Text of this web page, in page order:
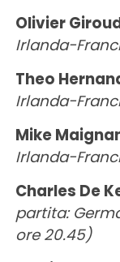
Olivier
Irlanda-
Theo
Irlanda-
Mike
Irlanda-
Charles De
partita:
ore 20.45)